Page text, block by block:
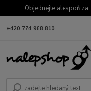
Objednejte alespoň za
+420 774 988 810